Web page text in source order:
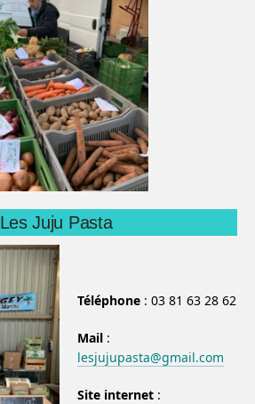
Les Juju Pasta
Téléphone : 03 81 63 28 62
Mail :
lesjujupasta@gmail.com
Site internet :